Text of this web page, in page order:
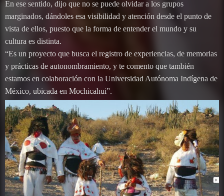
En ese sentido, dijo que no se puede olvidar a los grupos
marginados, dándoles esa visibilidad y atención desde el punto de
vista de ellos, puesto que la forma de entender el mundo y su
cultura es distinta.
“Es un proyecto que busca el registro de experiencias, de memorias
y prácticas de autonombramiento, y te comento que también
estamos en colaboración con la Universidad Autónoma Indígena de
México, ubicada en Mochicahui”.